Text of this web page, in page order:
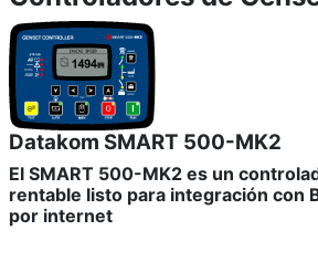
Datakom SMART 500-MK2
El SMART 500-MK2 es un
rentable listo para integración con
por internet